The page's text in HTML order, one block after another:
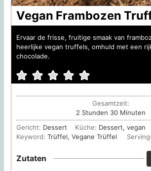
Vegan Frambozen
Ervaar de frisse, fruitige smaak van
heerlijke vegan truffels, omhuld met een
chocolade.
Gesamtzeit:
2Stunden
Stunden 30Minuten
Minuten
Gericht: Dessert Küche: Dessert, vegan
Keyword:Trüffel, Vegane Trüffel
Zutaten